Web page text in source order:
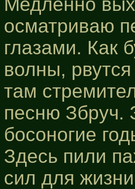
осматриваю
глазами. Как
волны,
там
песню Збруч.
босоногие
Здесь пили
сил для